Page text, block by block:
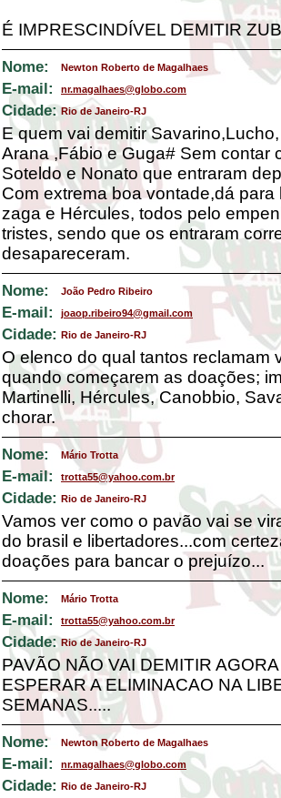
É IMPRESCINDÍVEL DEMITIR
Nome: Newton Roberto de Magalhaes
E-mail: nr.magalhaes@globo.com
Cidade: Rio de Janeiro-RJ
E quem vai demitir
Arana ,Fábio e Guga# Sem contar
Soteldo e Nonato que entraram
Com extrema boa vontade,dá
zaga e Hércules, todos pelo
tristes, sendo que os entraram
desapareceram.
Nome: João Pedro Ribeiro
E-mail: joaop.ribeiro94@gmail.com
Cidade: Rio de Janeiro-RJ
O elenco do qual tantos reclamam
quando começarem as doações;
Martinelli, Hércules, Canobbio,
chorar.
Nome: Mário Trotta
E-mail: trotta55@yahoo.com.br
Cidade: Rio de Janeiro-RJ
Vamos ver como o pavão vai se
do brasil e libertadores...com
doações para bancar o prejuízo...
Nome: Mário Trotta
E-mail: trotta55@yahoo.com.br
Cidade: Rio de Janeiro-RJ
PAVÃO NÃO VAI DEMITIR
ESPERAR A ELIMINACAO NA
SEMANAS.....
Nome: Newton Roberto de Magalhaes
E-mail: nr.magalhaes@globo.com
Cidade: Rio de Janeiro-RJ